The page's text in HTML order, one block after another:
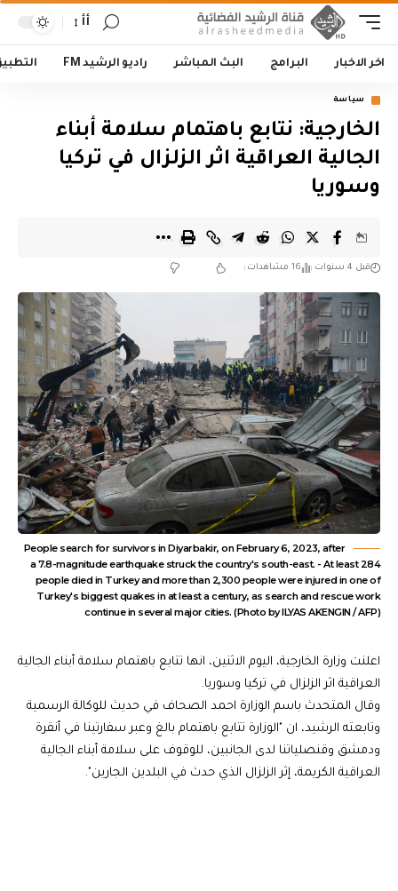
أأ
اخر الاخبار البرامج البث المباشر راديو الرشيد FM
سياسة
الخارجية: نتابع باهتمام سلامة أبناء
الجالية العراقية اثر الزلزال في تركيا
وسوريا
قبل 4 سنوات 16 مشاهدات
People search for survivors in Diyarbakir, on February 6, 2023, after
a 7.8-magnitude earthquake struck the country's south-east. - At least 284
people died in Turkey and more than 2,300 people were injured in one of
Turkey's biggest quakes in at least a century, as search and rescue work
continue in several major cities. (Photo by ILYAS AKENGIN / AFP)
اعلنت وزارة الخارجية، اليوم الاثنين، انها تتابع باهتمام سلامة أبناء الجالية
العراقية اثر الزلزال في تركيا وسوريا.
وقال المتحدث باسم الوزارة احمد الصحاف في حديث للوكالة الرسمية
وتابعته الرشيد، ان "الوزارة تتابع باهتمام بالغ وعبر سفارتينا في أنقرة
ودمشق وقنصلياتنا لدى الجانبين، للوقوف على سلامة أبناء الجالية
العراقية الكريمة، إثر الزلزال الذي حدث في البلدين الجارين".